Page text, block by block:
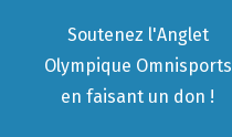
Soutenez l'Anglet
Olympique Omnisports
en faisant un don !